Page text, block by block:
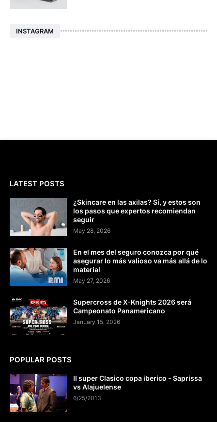
INSTAGRAM
LATEST POSTS
¿Skincare en las axilas? Sí, y estos son
los pasos que expertos recomiendan
seguir
May 28, 2026
En el mes del seguro conozca por qué
asegurar lo más valioso va más allá de lo
material
May 27, 2026
Supercross de X-Knights 2026 será
Campeonato Panamericano
January 15, 2026
POPULAR POSTS
II super Clasico copa iberico - Saprissa
vs Alajuelense
6/25/2013